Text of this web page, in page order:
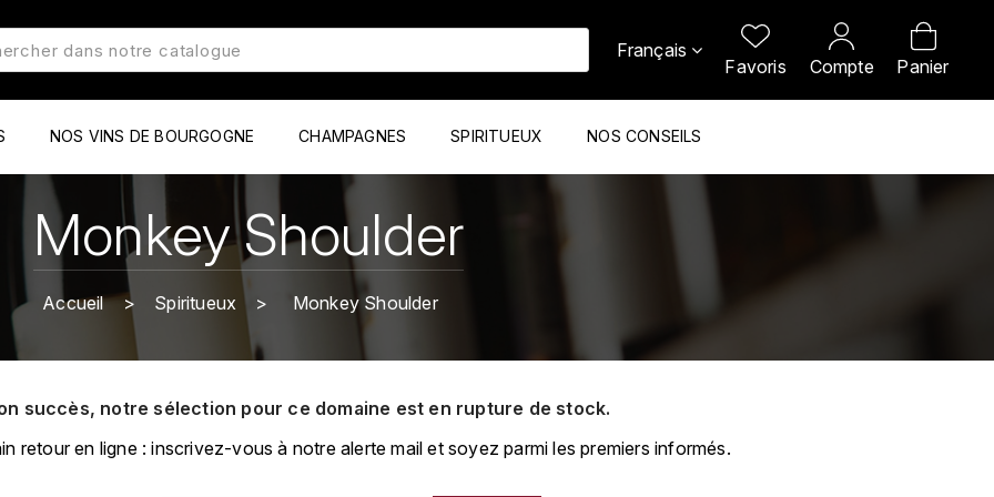
Français
Favoris Compte Panier
NOS VINS DE BOURGOGNE CHAMPAGNES SPIRITUEUX NOS CONSEILS
Monkey Shoulder
Accueil Spiritueux Monkey Shoulder
succès, notre sélection pour ce domaine est en rupture de stock.
retour en ligne : inscrivez-vous à notre alerte mail et soyez parmi les premiers informés.